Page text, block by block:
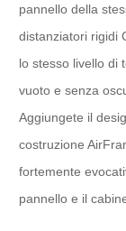
pannello della
distanziatori rigidi
lo stesso livello di
vuoto e senza
Aggiungete il
costruzione
fortemente
pannello e il